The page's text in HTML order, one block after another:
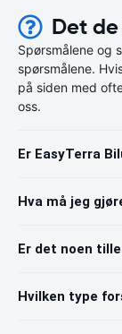
Det
Spørsmålene og
spørsmålene.
på siden med
oss.
Er EasyTerra
Hva må jeg
Er det noen
Hvilken type